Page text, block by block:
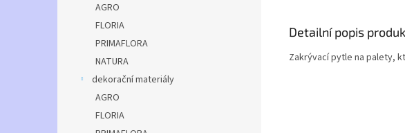
AGRO
FLORIA
PRIMAFLORA
NATURA
dekorační materiály
AGRO
FLORIA
Detailní popis
Zakrývací pytle na palety,